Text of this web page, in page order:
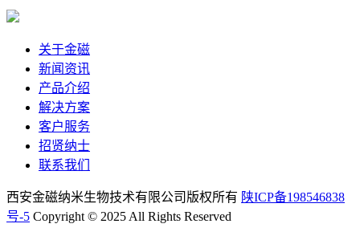
关于金磁
新闻资讯
产品介绍
解决方案
客户服务
招贤纳士
联系我们
西安金磁纳米生物技术有限公司版权所有 陕ICP备198546838
号-5 Copyright © 2025 All Rights Reserved